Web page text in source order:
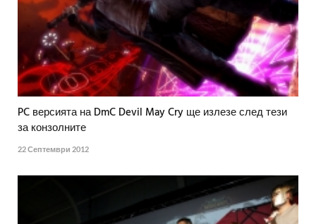
PC версията на DmC Devil May Cry ще излезе след тези
за конзолните
22 Септември 2012